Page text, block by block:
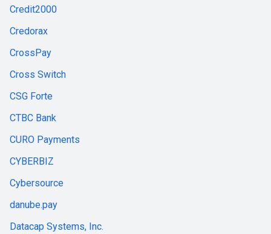
Credit2000
Credorax
CrossPay
Cross Switch
CSG Forte
CTBC Bank
CURO Payments
CYBERBIZ
Cybersource
danube.pay
Datacap Systems, Inc.